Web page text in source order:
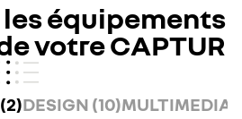
équipements
votre CAPTUR
DESIGN (10)MULTIMEDIA